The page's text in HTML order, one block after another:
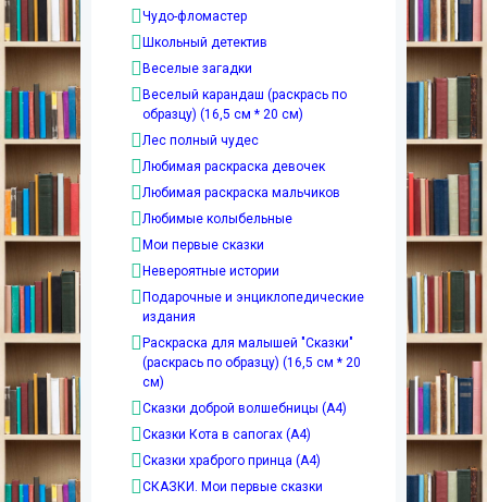
Чудо-фломастер
Школьный детектив
Веселые загадки
Веселый карандаш (раскрась по
образцу) (16,5 см * 20 см)
Лес полный чудес
Любимая раскраска девочек
Любимая раскраска мальчиков
Любимые колыбельные
Мои первые сказки
Невероятные истории
Подарочные и энциклопедические
издания
Раскраска для малышей "Сказки"
(раскрась по образцу) (16,5 см * 20
см)
Сказки доброй волшебницы (А4)
Сказки Кота в сапогах (А4)
Сказки храброго принца (А4)
СКАЗКИ. Мои первые сказки